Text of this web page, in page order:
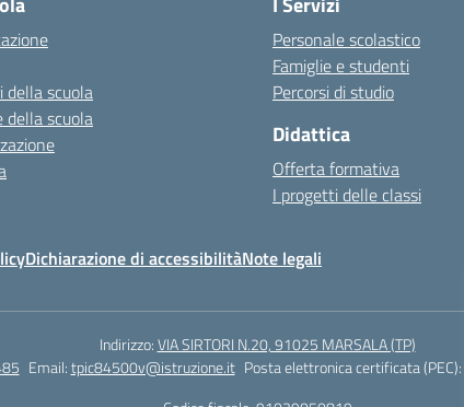
della scuola
della scuola
Personale scolastico
Famiglie e studenti
Percorsi di studio
Didattica
Offerta formativa
I progetti delle classi
Dichiarazione di accessibilitàNote legali
Indirizzo:VIA SIRTORI N.20, 91025 MARSALA (TP)
Email:tpic84500v@istruzione.it Posta elettronica certificata (PEC):